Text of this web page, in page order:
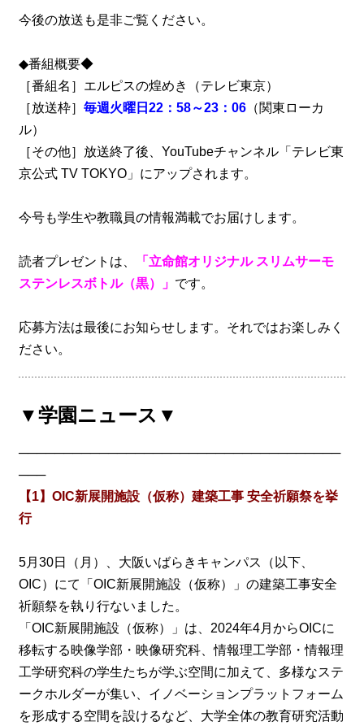
今後の放送も是非ご覧ください。
◆番組概要◆
［番組名］エルピスの煌めき（テレビ東京）
［放送枠］ 毎週火曜日22：58～23：06（関東ローカ
ル）
［その他］放送終了後、YouTubeチャンネル「テレビ東
京公式 TV TOKYO」にアップされます。
今号も学生や教職員の情報満載でお届けします。
読者プレゼントは、
「立命館オリジナル スリムサーモ
ステンレスボトル（黒）」 です。
応募方法は最後にお知らせします。それではお楽しみく
ださい。
▼学園ニュース▼
────────────────────────────────────
───
【1】OIC新展開施設（仮称）建築工事 安全祈願祭を挙
行
5月30日（月）、大阪いばらきキャンパス（以下、
OIC）にて「OIC新展開施設（仮称）」の建築工事安全
祈願祭を執り行ないました。
「OIC新展開施設（仮称）」は、2024年4月からOICに
移転する映像学部・映像研究科、情報理工学部・情報理
工学研究科の学生たちが学ぶ空間に加えて、多様なステ
ークホルダーが集い、イノベーションプラットフォーム
を形成する空間を設けるなど、大学全体の教育研究活動